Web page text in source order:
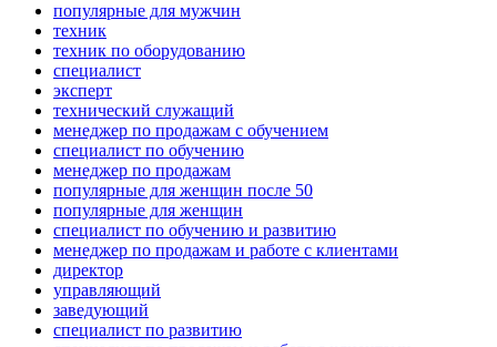
популярные для мужчин
техник
техник по оборудованию
специалист
эксперт
технический служащий
менеджер по продажам с обучением
специалист по обучению
менеджер по продажам
популярные для женщин после 50
популярные для женщин
специалист по обучению и развитию
менеджер по продажам и работе с клиентами
директор
управляющий
заведующий
специалист по развитию